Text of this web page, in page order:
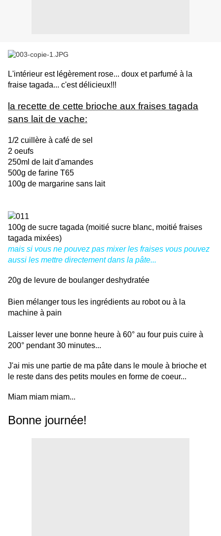
L'intérieur est légèrement rose... doux et parfumé à la
fraise tagada... c'est délicieux!!!
la recette de cette brioche aux fraises tagada
sans lait de vache:
1/2 cuillère à café de sel
2 oeufs
250ml de lait d'amandes
500g de farine T65
100g de margarine sans lait
100g de sucre tagada (moitié sucre blanc, moitié fraises
tagada mixées)
mais si vous ne pouvez pas mixer les fraises vous pouvez
aussi les mettre directement dans la pâte...
20g de levure de boulanger deshydratée
Bien mélanger tous les ingrédients au robot ou à la
machine à pain
Laisser lever une bonne heure à 60° au four puis cuire à
200° pendant 30 minutes...
J'ai mis une partie de ma pâte dans le moule à brioche et
le reste dans des petits moules en forme de coeur...
Miam miam miam...
Bonne journée!